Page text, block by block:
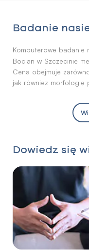
Badanie
Komputerowe badanie
Bocian w Szczecinie
Cena obejmuje
jak również morfologię
Dowiedz się